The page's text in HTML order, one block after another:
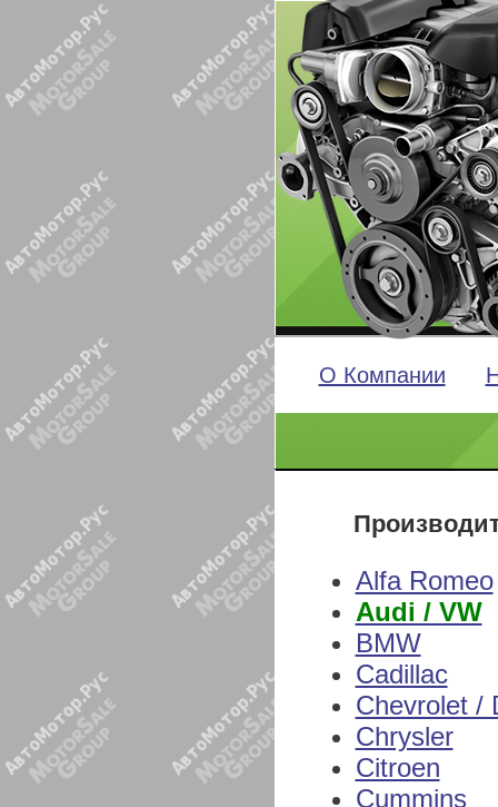
О Компании
Alfa Romeo
Audi / VW
BMW
Cadillac
Chevrolet /
Chrysler
Citroen
Cummins